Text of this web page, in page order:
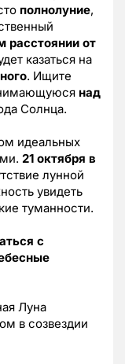
полнолуние,
расстоянии от
казаться на
. Ищите
над
Солнца.
идеальных
21 октября в
лунной
увидеть
туманности.
с
Луна
в созвездии